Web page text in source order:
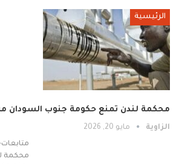
الرئيسية
محكمة لندن تمنع حكومة جنوب السودان
الزاوية مايو 20, 2026
محكمة